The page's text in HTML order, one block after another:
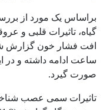
براساس یک مورد از
گیاه، تاثیرات قلبی و
افت فشار خون گزارش
ساعت ادامه داشته و در
صورت گیرد.